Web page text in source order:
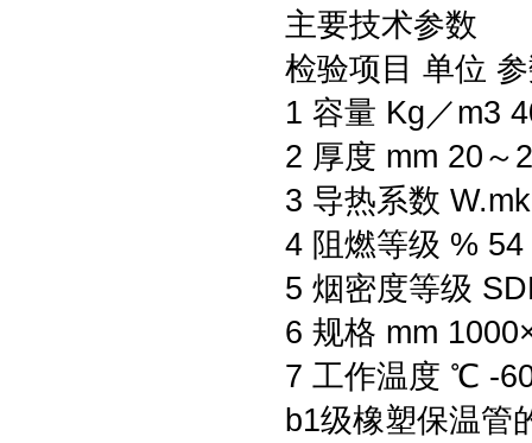
主要技术参数
检验项目 单位
1 容量 Kg／m3
2 厚度 mm 20～
3 导热系数
4 阻燃等级 %
5 烟密度等级
6 规格 mm
7 工作温度 ℃ -
b1级橡塑保温管